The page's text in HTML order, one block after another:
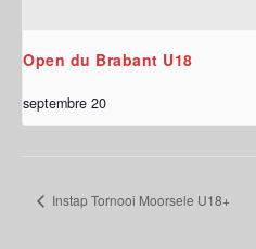
Open du Brabant U18
septembre 20
Instap Tornooi Moorsele U18+